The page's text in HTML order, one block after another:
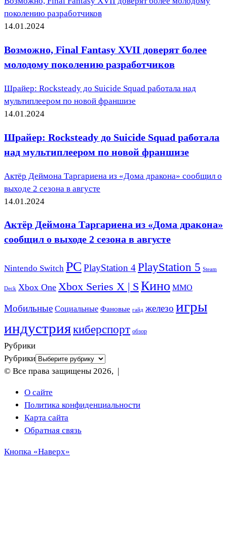
поколению разработчиков
14.01.2024
Возможно, Final Fantasy XVII доверят более
молодому поколению разработчиков
Шрайер: Rocksteady до Suicide Squad работала над
мультиплеером по новой франшизе
14.01.2024
Шрайер: Rocksteady до Suicide Squad работала
над мультиплеером по новой франшизе
Актёр Деймона Таргариена из «Дома дракона» сообщил о
выходе 2 сезона в августе
14.01.2024
Актёр Деймона Таргариена из «Дома дракона»
сообщил о выходе 2 сезона в августе
Nintendo Switch PC PlayStation 4PlayStation 5 Steam
Deck Xbox One Xbox Series X | S Кино ММО
Мобильные Социальные Фановые гайд железо игры
индустриякиберспорт обзор
Рубрики
Рубрики
© Все права защищены 2026, |
О сайте
Политика конфиденциальности
Карта сайта
Обратная связь
Кнопка «Наверх»